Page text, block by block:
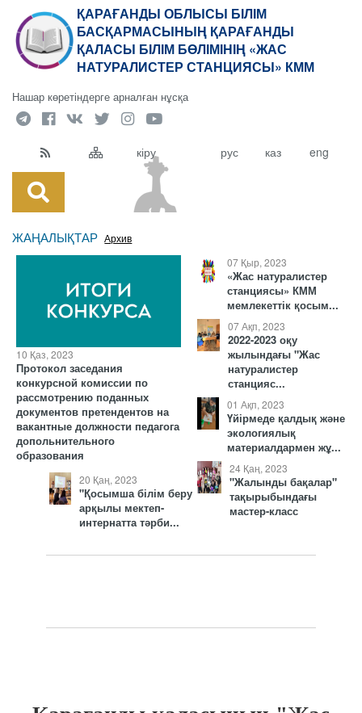
ҚАРАҒАНДЫ ОБЛЫСЫ БІЛІМ
БАСҚАРМАСЫНЫҢ ҚАРАҒАНДЫ
ҚАЛАСЫ БІЛІМ БӨЛІМІНІҢ «ЖАС
НАТУРАЛИСТЕР СТАНЦИЯСЫ» КММ
Нашар көретіндерге арналған нұсқа
кіру рус каз eng
ЖАҢАЛЫҚТАР Архив
10 Қаз, 2023
Протокол заседания
конкурсной комиссии по
рассмотрению поданных
документов претендентов на
вакантные должности педагога
допольнительного
образования
07 Қыр, 2023
«Жас натуралистер
станциясы» КММ
мемлекеттік қосым...
07 Ақп, 2023
2022-2023 оқу
жылындағы "Жас
натуралистер
станцияс...
01 Ақп, 2023
Үйірмеде қалдық және
экологиялық
материалдармен жұ...
24 Қаң, 2023
"Жалынды бақалар"
тақырыбындағы
мастер-класс
20 Қаң, 2023
"Қосымша білім беру
арқылы мектеп-
интернатта тәрби...